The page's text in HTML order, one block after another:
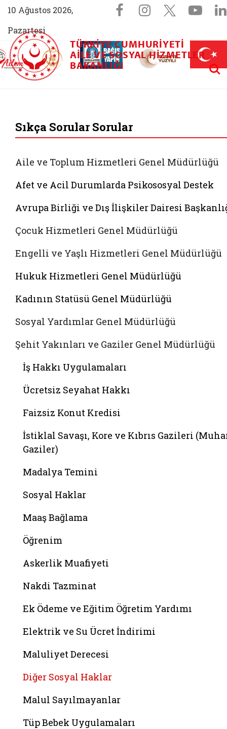
10 Ağustos 2026,
Pazartesi
Sosyal
Facebook
Instagram
X
Aile (yeni sekmede açılır)
AİLEM İletişim Merkezi (yeni sekmede açılır)
Aile ve Nüfus On Yılı (yeni sekmede açılır)
Darülaceze bağış sayfası (yeni
TÜRKIYE CUMHURIYETI
AILE VE SOSYAL HIZMETLER
BAKANLIĞI
Sıkça Sorular Sorular
Aile ve Toplum Hizmetleri Genel Müdürlüğü
Afet ve Acil Durumlarda Psikososyal Destek
Avrupa Birliği ve Dış İlişkiler Dairesi
Çocuk Hizmetleri Genel Müdürlüğü
Engelli ve Yaşlı Hizmetleri Genel Müdürlüğü
Hukuk Hizmetleri Genel Müdürlüğü
Kadının Statüsü Genel Müdürlüğü
Sosyal Yardımlar Genel Müdürlüğü
Şehit Yakınları ve Gaziler Genel Müdürlüğü
İş Hakkı Uygulamaları
Ücretsiz Seyahat Hakkı
Faizsiz Konut Kredisi
İstiklal Savaşı, Kore ve Kıbrıs Gazileri
Gaziler)
Madalya Temini
Sosyal Haklar
Maaş Bağlama
Öğrenim
Askerlik Muafiyeti
Nakdi Tazminat
Ek Ödeme ve Eğitim Öğretim Yardımı
Elektrik ve Su Ücret İndirimi
Maluliyet Derecesi
Diğer Sosyal Haklar
Malul Sayılmayanlar
Tüp Bebek Uygulamaları